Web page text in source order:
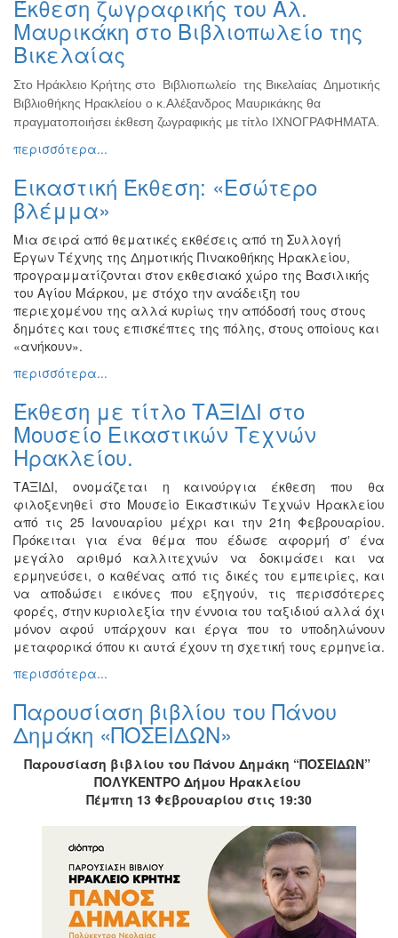
Ζωγραφική
Φωτογραφία
Τραγούδι
Μουσική
Κινηματογράφος
Χορός
Παζάρι
Ειδών
Συνέδρια
Ημερίδες
-
Διημερίδες
Σεμινάρια-
Διαλέξεις-
Ομιλίες
Εκθέσεις
Εκδηλώσεις
για
Άλλες
Εκδηλώσεις
ΤΟΠΟΣ
ΜΑΣ
ΠΟΛΙΤΙΣΜΟΣ
ΑΝΘΕΚΤΙΚΗ
Έκθεση ζωγραφικής του Αλ.
Μαυρικάκη στο Βιβλιοπωλείο της
Βικελαίας
Στο Ηράκλειο Κρήτης στο Βιβλιοπωλείο της Βικελαίας Δημοτικής
Βιβλιοθήκης Ηρακλείου ο κ.Αλέξανδρος Μαυρικάκης θα
πραγματοποιήσει έκθεση ζωγραφικής με τίτλο ΙΧΝΟΓΡΑΦΗΜΑΤΑ.
περισσότερα...
Εικαστική Έκθεση: «Εσώτερο
βλέμμα»
Μια σειρά από θεματικές εκθέσεις από τη Συλλογή
Έργων Τέχνης της Δημοτικής Πινακοθήκης Ηρακλείου,
προγραμματίζονται στον εκθεσιακό χώρο της Βασιλικής
του Αγίου Μάρκου, με στόχο την ανάδειξη του
περιεχομένου της αλλά κυρίως την απόδοσή τους στους
δημότες και τους επισκέπτες της πόλης, στους οποίους και
«ανήκουν».
περισσότερα...
Έκθεση με τίτλο ΤΑΞΙΔΙ στο
Μουσείο Εικαστικών Τεχνών
Ηρακλείου.
ΤΑΞΙΔΙ, ονομάζεται η καινούργια έκθεση που θα
φιλοξενηθεί στο Μουσείο Εικαστικών Τεχνών Ηρακλείου
από τις 25 Ιανουαρίου μέχρι και την 21η Φεβρουαρίου.
Πρόκειται για ένα θέμα που έδωσε αφορμή σʼ ένα
μεγάλο αριθμό καλλιτεχνών να δοκιμάσει και να
ερμηνεύσει, ο καθένας από τις δικές του εμπειρίες, και
να αποδώσει εικόνες που εξηγούν, τις περισσότερες
φορές, στην κυριολεξία την έννοια του ταξιδιού αλλά όχι
μόνον αφού υπάρχουν και έργα που το υποδηλώνουν
μεταφορικά όπου κι αυτά έχουν τη σχετική τους ερμηνεία.
περισσότερα...
Παρουσίαση βιβλίου του Πάνου
Δημάκη «ΠΟΣΕΙΔΩΝ»
Παρουσίαση βιβλίου του Πάνου Δημάκη “ΠΟΣΕΙΔΩΝ”
ΠΟΛΥΚΕΝΤΡΟ Δήμου Ηρακλείου
Πέμπτη 13 Φεβρουαρίου στις 19:30